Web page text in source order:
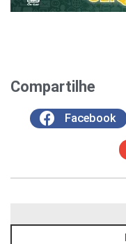
Compartilhe
Facebook